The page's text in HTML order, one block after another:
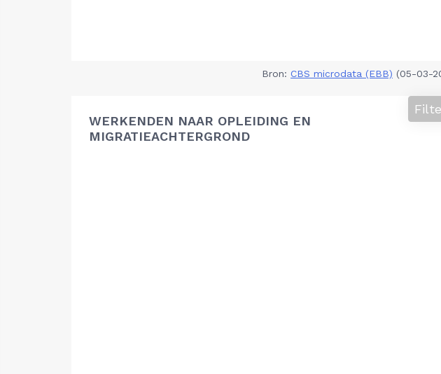
Bron: CBS microdata (EBB) (05-03-
WERKENDEN NAAR OPLEIDING EN
MIGRATIEACHTERGROND